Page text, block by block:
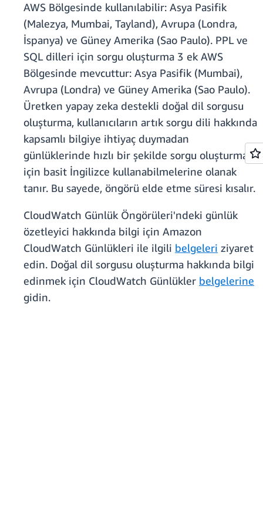
AWS Bölgesinde kullanılabilir: Asya Pasifik
(Malezya, Mumbai, Tayland), Avrupa (Londra,
İspanya) ve Güney Amerika (Sao Paulo). PPL ve
SQL dilleri için sorgu oluşturma 3 ek AWS
Bölgesinde mevcuttur: Asya Pasifik (Mumbai),
Avrupa (Londra) ve Güney Amerika (Sao Paulo).
Üretken yapay zeka destekli doğal dil sorgusu
oluşturma, kullanıcıların artık sorgu dili hakkında
kapsamlı bilgiye ihtiyaç duymadan
günlüklerinde hızlı bir şekilde sorgu oluşturmak
için basit İngilizce kullanabilmelerine olanak
tanır. Bu sayede, öngörü elde etme süresi kısalır.
CloudWatch Günlük Öngörüleri'ndeki günlük
özetleyici hakkında bilgi için Amazon
CloudWatch Günlükleri ile ilgili belgeleri ziyaret
edin. Doğal dil sorgusu oluşturma hakkında bilgi
edinmek için CloudWatch Günlükler belgelerine
gidin.